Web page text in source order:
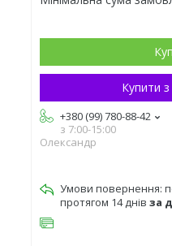
Купити з
+380 (99) 780-88-42
з 7:00-15:00
Олександр
протягом 14 днів за